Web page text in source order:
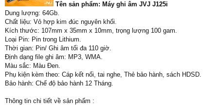
Tên sản phẩm: Máy ghi âm JVJ J125i
Dung lượng: 64Gb.
Chất liệu: Vỏ hợp kim đúc nguyên khối.
Kích thước: 107mm x 35mm x 10mm, trọng lượng 100 gam.
Loại Pin: Pin trong Lithium.
Thời gian: Pin/ Ghi âm tối đa 110 giờ.
Định dạng file ghi âm: MP3, WMA.
Màu sắc: Màu Đen.
Phụ kiện kèm theo: Cáp kết nối, tai nghe, Thẻ bảo hành, sách HDSD.
Bảo hành: Chế độ bảo hành 12 Tháng.
Thông tin chi tiết về sản phẩm :